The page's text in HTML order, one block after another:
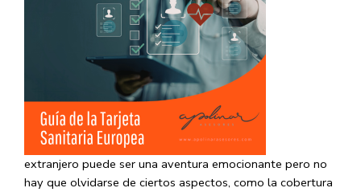
extranjero puede ser una aventura emocionante pero no
hay que olvidarse de ciertos aspectos, como la cobertura